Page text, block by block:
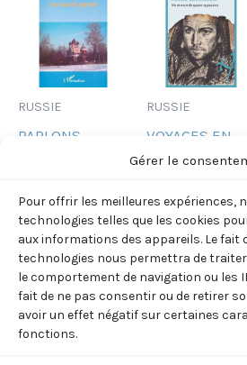
Gérer le
Pour offrir les meilleures expériences,
technologies telles que les cookies
aux informations des appareils. Le fait
technologies nous permettra de
le comportement de navigation ou les
fait de ne pas consentir ou de retirer
avoir un effet négatif sur certaines
fonctions.
RUSSIE
PARLONS
APPROCHE
(SAKHNO /
CHICOUENE)
35,00 €
Ajouter
RUSSIE
VOYAGES EN
RUSSIE
VIE ET MORT
QUATRE
OPPOSANTS
(SILBERSTEIN)
28,00€ TTC